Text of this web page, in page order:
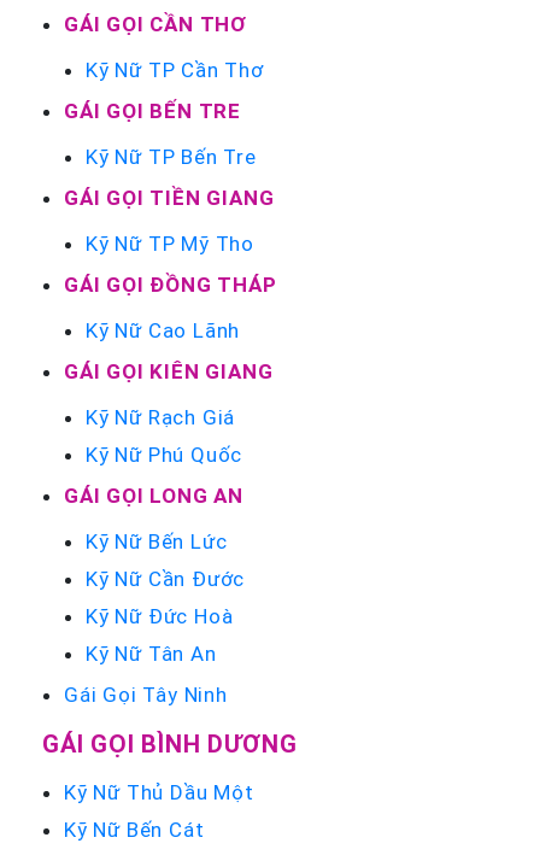
GÁI GỌI CẦN THƠ
Kỹ Nữ TP Cần Thơ
GÁI GỌI BẾN TRE
Kỹ Nữ TP Bến Tre
GÁI GỌI TIỀN GIANG
Kỹ Nữ TP Mỹ Tho
GÁI GỌI ĐỒNG THÁP
Kỹ Nữ Cao Lãnh
GÁI GỌI KIÊN GIANG
Kỹ Nữ Rạch Giá
Kỹ Nữ Phú Quốc
GÁI GỌI LONG AN
Kỹ Nữ Bến Lức
Kỹ Nữ Cần Đước
Kỹ Nữ Đức Hoà
Kỹ Nữ Tân An
Gái Gọi Tây Ninh
GÁI GỌI BÌNH DƯƠNG
Kỹ Nữ Thủ Dầu Một
Kỹ Nữ Bến Cát